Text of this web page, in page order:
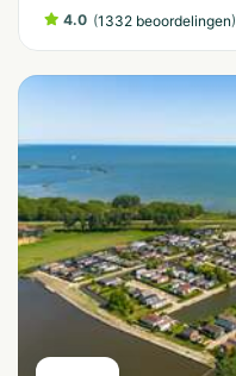
4.0 (1332 beoordelingen)